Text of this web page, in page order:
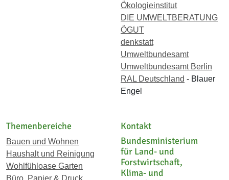
Ökologieinstitut
DIE UMWELTBERATUNG
ÖGUT
denkstatt
Umweltbundesamt
Umweltbundesamt Berlin
RAL Deutschland - Blauer
Engel
Themenbereiche
Bauen und Wohnen
Haushalt und Reinigung
Wohlfühloase Garten
Büro, Papier & Druck
Kontakt
Bundesministerium
für Land- und
Forstwirtschaft,
Klima- und